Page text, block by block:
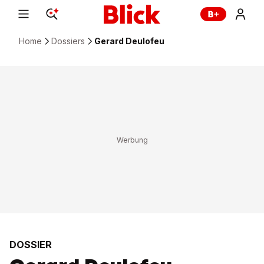
Home Dossiers Gerard Deulofeu
DOSSIER